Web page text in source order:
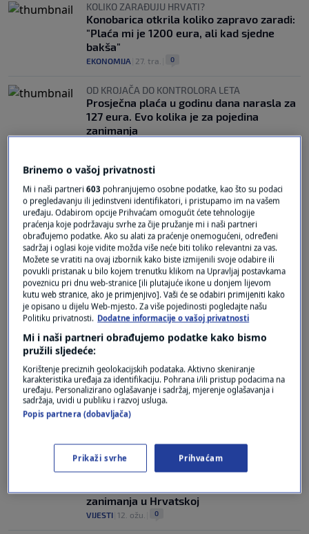
KOLIKO ZARAĐUJU HRVATI?
Konobarica otkrila koliko zapravo zaradi:
"Plaća mi je 1200 eura, ali kad sjedne
bakša"
EKONOMIJA 27. tra. 0
OD KROJAČA DO KONTROLORA LETA
Prosječna plaća u godinu dana narasla za
127 eura. Evo kolika je za pojedina
zanimanja
Oglas
RUŠE SE PREDRASUDE
Navala na strukovna zanimanja: "Za jedno
mjesto u razredu čak 10 učenika"
VIJESTI |10. srp.| 2
ŠTO MISLITE?
profesija prednjači?
EKONOMIJA
zanimanja u Hrvatskoj
VIJESTI 12. ožu. 0
Brinemo o vašoj privatnosti
Mi i naši partneri603 pohranjujemo osobne podatke, kao što su podaci
o pregledavanju ili jedinstveni identifikatori, i pristupamo im na vašem
uređaju. Odabirom opcije Prihvaćam omogućit ćete tehnologije
praćenja koje podržavaju svrhe za čije pružanje mi i naši partneri
obrađujemo podatke. Ako su alati za praćenje onemogućeni, određeni
sadržaj i oglasi koje vidite možda više neće biti toliko relevantni za vas.
Možete se vratiti na ovaj izbornik kako biste izmijenili svoje odabire ili
povukli pristanak u bilo kojem trenutku klikom na Upravljaj postavkama
poveznicu pri dnu web-stranice [ili plutajuće ikone u donjem lijevom
kutu web stranice, ako je primjenjivo]. Vaši će se odabiri primijeniti kako
je opisano u dijelu Web-mjesto. Za više pojedinosti pogledajte našu
Politiku privatnosti. Dodatne informacije o vašoj privatnosti
Mi i naši partneri obrađujemo podatke kako bismo
pružili sljedeće:
Korištenje preciznih geolokacijskih podataka. Aktivno skeniranje
karakteristika uređaja za identifikaciju. Pohrana i/ili pristup podacima na
uređaju. Personalizirano oglašavanje i sadržaj, mjerenje oglašavanja i
sadržaja, uvidi u publiku i razvoj usluga.
Popis partnera (dobavljača)
Prikaži svrhe Prihvaćam